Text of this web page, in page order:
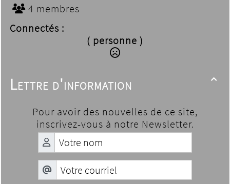
4 membres
Connectés :
( personne )

Lettre d'information
Pour avoir des nouvelles de ce site,
inscrivez-vous à notre Newsletter.